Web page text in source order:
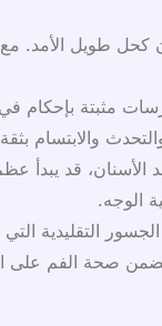
كحل طويل الأمد.
مثبتة بإحكام
والابتسام
الأسنان، قد يبدأ
الوجه.
التقليدية التي
يضمن صحة الفم على